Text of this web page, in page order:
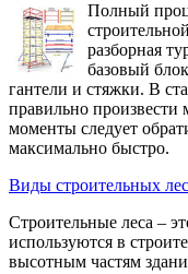
Полный
разборная
базовый
гантели и стяжки. В
правильно произвести
моменты следует
максимально быстро.
Виды строительных
Строительные леса –
используются в
высотным частям